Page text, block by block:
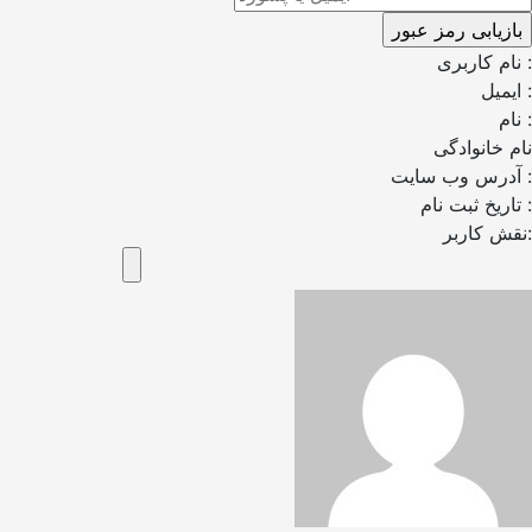
نام کاربری :
ایمیل :
نام :
نام خانوادگی
آدرس وب سایت :
تاریخ ثبت نام :
نقش کاربر: